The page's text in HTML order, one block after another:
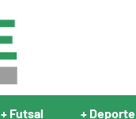
+ Futsal + Deporte